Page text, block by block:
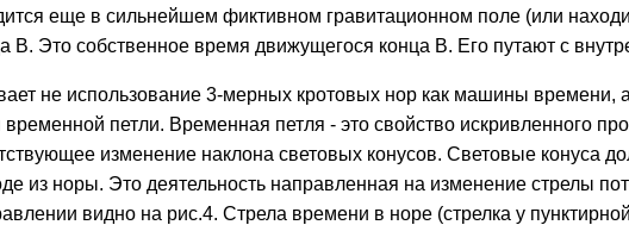
еще в сильнейшем фиктивном гравитационном поле (или
B. Это собственное время движущегося конца B. Его путают с
не использование 3-мерных кротовых нор как машины времени, а
петли. Временная петля - это свойство искривленного
изменение наклона световых конусов. Световые
из норы. Это деятельность направленная на изменение стрелы
видно на рис.4. Стрела времени в норе (стрелка у